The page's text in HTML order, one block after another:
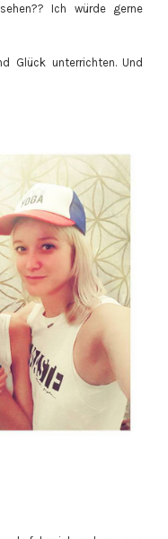
Ich würde gerne
Glück unterrichten. Und